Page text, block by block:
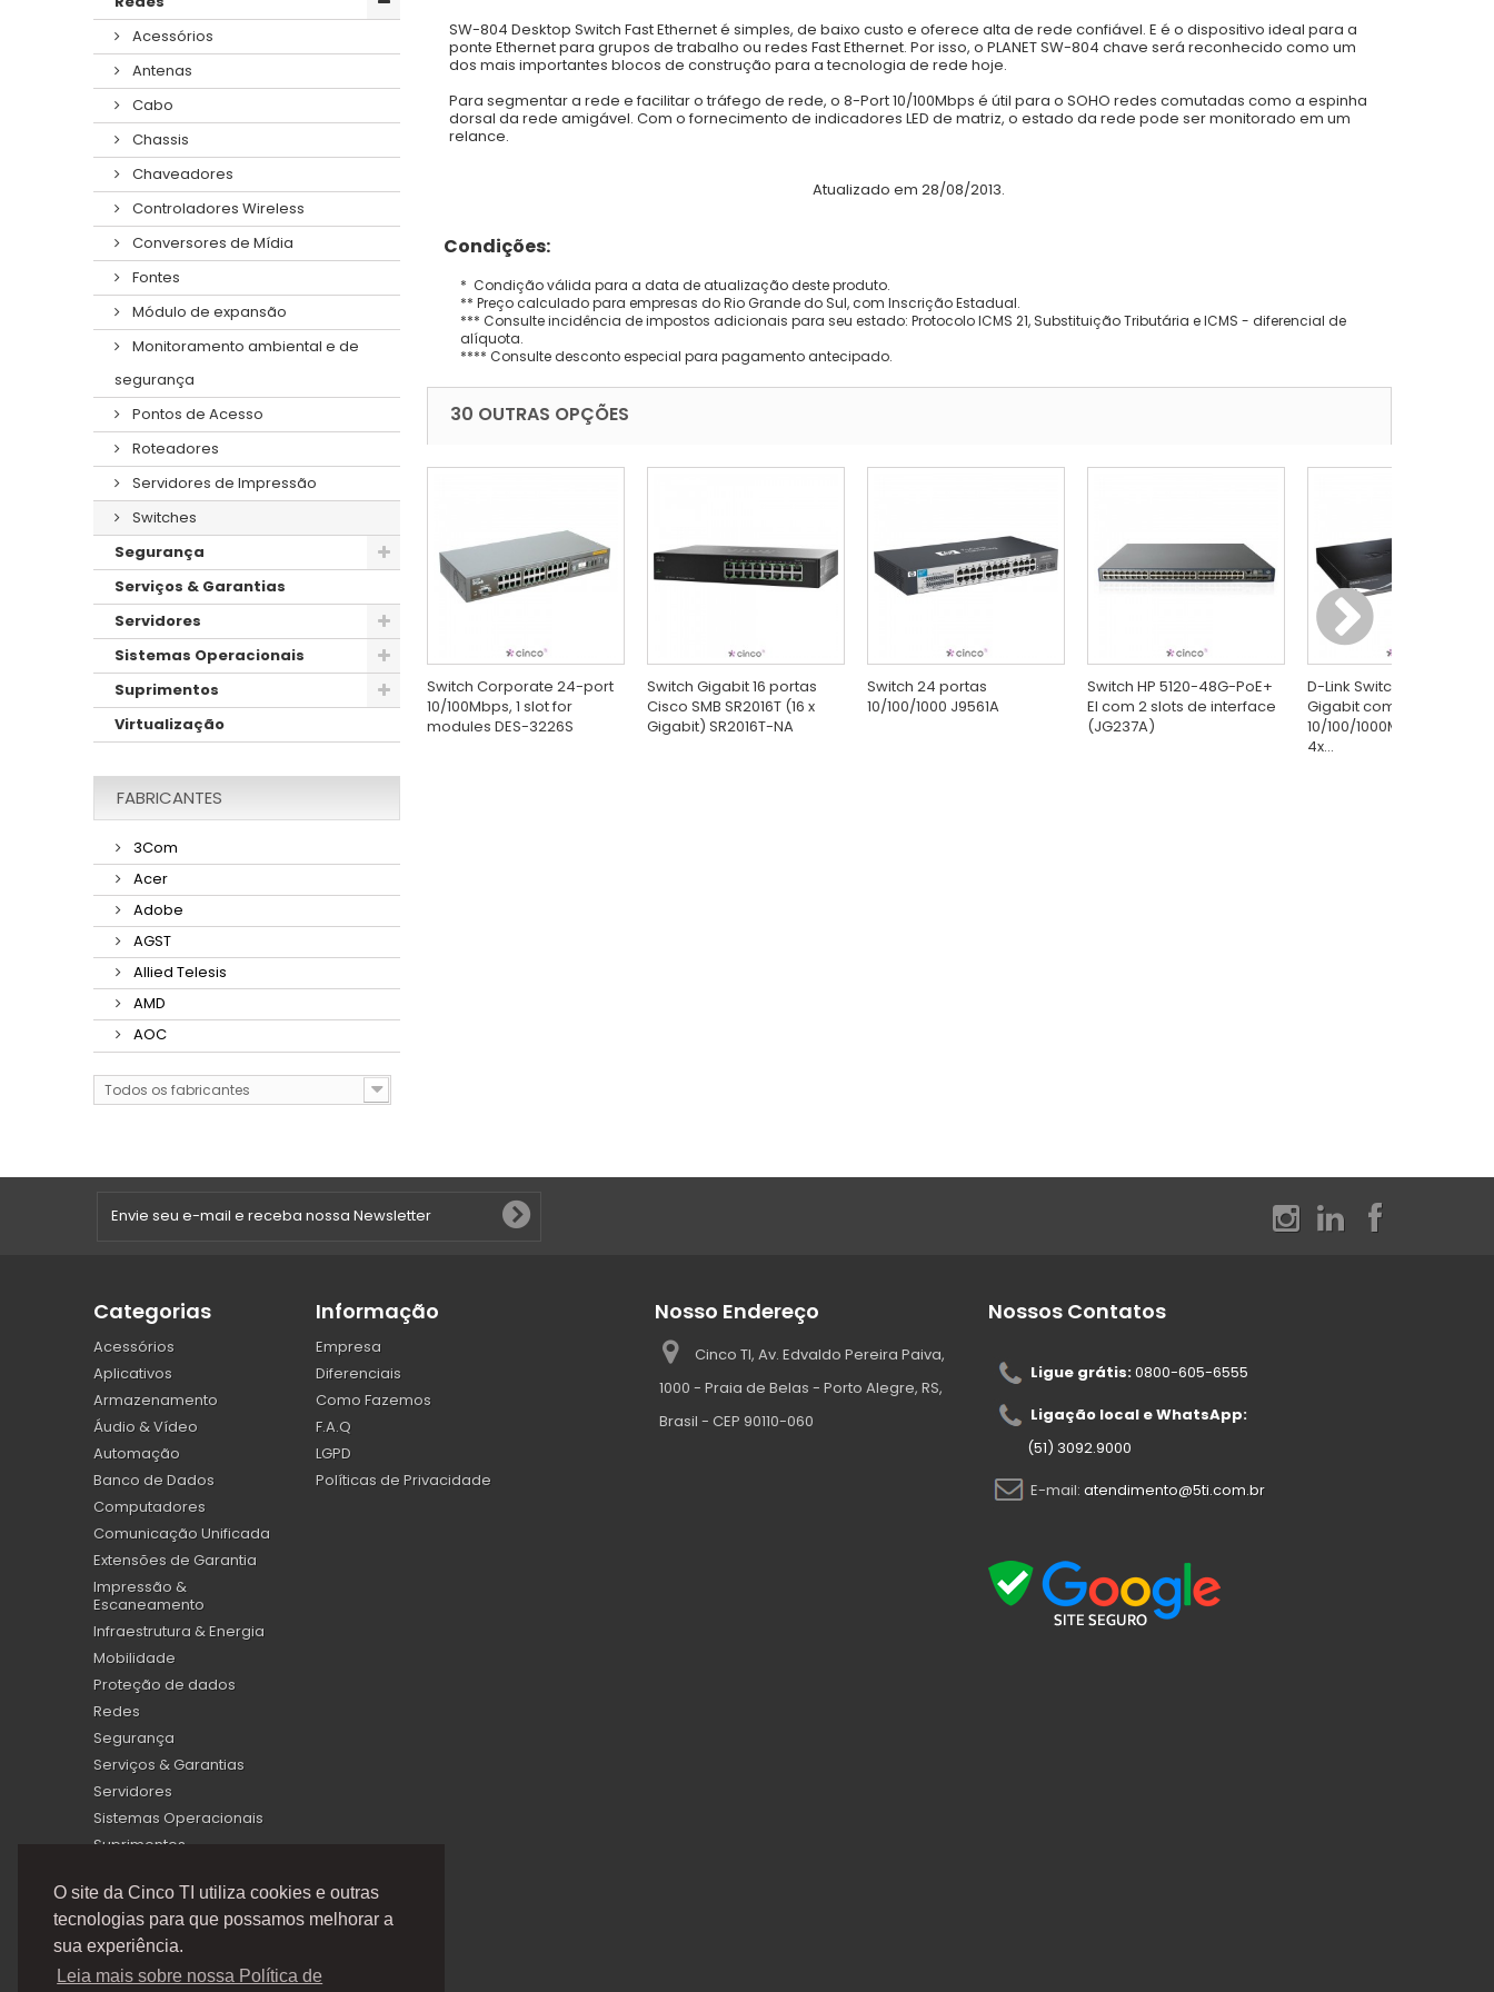
O site da Cinco TI utiliza cookies e outras
tecnologias para que possamos melhorar a
sua experiência.
Leia mais sobre nossa Política de
Acessórios
Antenas
Cabo
Chassis
Chaveadores
Controladores Wireless
Conversores de Mídia
Fontes
Módulo de expansão
Monitoramento ambiental e de
segurança
Pontos de Acesso
Roteadores
Servidores de Impressão
Switches
Segurança
Serviços & Garantias
Servidores
Sistemas Operacionais
Suprimentos
Virtualização
FABRICANTES
3Com
Acer
Adobe
AGST
Allied Telesis
AMD
AOC
Todos os fabricantes
SW-804 Desktop Switch Fast Ethernet é simples, de baixo custo e oferece alta de rede confiável. E é o dispositivo ideal para a
ponte Ethernet para grupos de trabalho ou redes Fast Ethernet. Por isso, o PLANET SW-804 chave será reconhecido como um
dos mais importantes blocos de construção para a tecnologia de rede hoje.
Para segmentar a rede e facilitar o tráfego de rede, o 8-Port 10/100Mbps é útil para o SOHO redes comutadas como a espinha
dorsal da rede amigável. Com o fornecimento de indicadores LED de matriz, o estado da rede pode ser monitorado em um
relance.
Atualizado em 28/08/2013.
Condições:
* Condição válida para a data de atualização deste produto.
** Preço calculado para empresas do Rio Grande do Sul, com Inscrição Estadual.
*** Consulte incidência de impostos adicionais para seu estado: Protocolo ICMS 21, Substituição Tributária e ICMS - diferencial de
alíquota.
**** Consulte desconto especial para pagamento antecipado.
30 OUTRAS OPÇÕES
Switch Corporate 24-port
10/100Mbps, 1 slot for
modules DES-3226S
Switch Gigabit 16 portas
Cisco SMB SR2016T (16 x
Gigabit) SR2016T-NA
Switch 24 portas
10/100/1000 J9561A
Switch HP 5120-48G-PoE+
EI com 2 slots de interface
(JG237A)
D-Link Switch Gerenciável
Gigabit com 24x
10/100/1000Mbps RJ45 +
4x...
Categorias
Acessórios
Aplicativos
Armazenamento
Áudio & Vídeo
Automação
Banco de Dados
Computadores
Comunicação Unificada
Extensões de Garantia
Impressão &
Escaneamento
Infraestrutura & Energia
Mobilidade
Proteção de dados
Redes
Segurança
Serviços & Garantias
Servidores
Sistemas Operacionais
Suprimentos
Informação
Empresa
Diferenciais
Como Fazemos
F.A.Q
LGPD
Políticas de Privacidade
Nosso Endereço
Cinco TI, Av. Edvaldo Pereira Paiva,
1000 - Praia de Belas - Porto Alegre, RS,
Brasil - CEP 90110-060
Nossos Contatos
Ligue grátis:0800-605-6555
Ligação local e WhatsApp:
(51) 3092.9000
E-mail: atendimento@5ti.com.br